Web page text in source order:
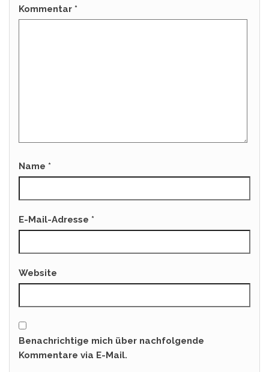
Kommentar *
Name *
E-Mail-Adresse *
Website
Benachrichtige mich über nachfolgende
Kommentare via E-Mail.